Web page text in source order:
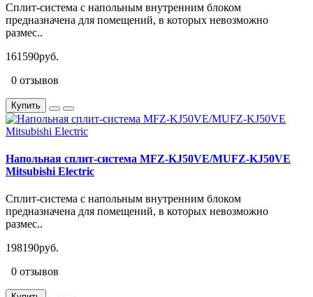
Сплит-система с напольным внутренним блоком
предназначена для помещений, в которых невозможно
размес..
161590руб.
0 отзывов
Купить
Напольная сплит-система MFZ-KJ50VE/MUFZ-KJ50VE
Mitsubishi Electric
Сплит-система с напольным внутренним блоком
предназначена для помещений, в которых невозможно
размес..
198190руб.
0 отзывов